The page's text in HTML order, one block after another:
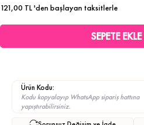
121,00 TL'den başlayan taksitlerle
Ürün Kodu:
Kodu kopyalayıp WhatsApp sipariş hattına
yapıştırabilirsiniz.